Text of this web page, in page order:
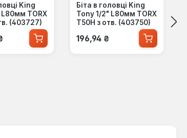
King
L80мм TORX
(403727)
ціна:
Біта в головці King
Tony 1/2" L80мм TORX
T50H з отв. (403750)
Звичайна ціна:
196,94 ₴